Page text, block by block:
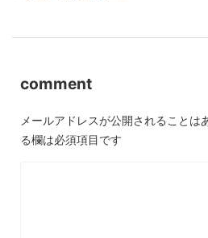
comment
メールアドレスが公開されることは
る欄は必須項目です